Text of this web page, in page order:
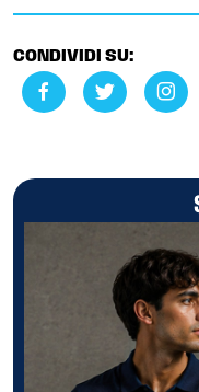
CONDIVIDI SU: